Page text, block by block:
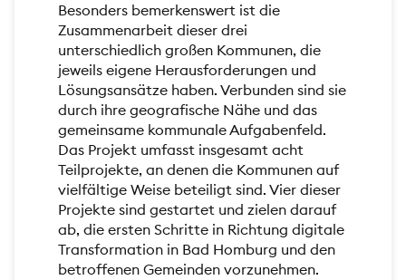
Besonders bemerkenswert ist die
Zusammenarbeit dieser drei
unterschiedlich großen Kommunen, die
jeweils eigene Herausforderungen und
Lösungsansätze haben. Verbunden sind sie
durch ihre geografische Nähe und das
gemeinsame kommunale Aufgabenfeld.
Das Projekt umfasst insgesamt acht
Teilprojekte, an denen die Kommunen auf
vielfältige Weise beteiligt sind. Vier dieser
Projekte sind gestartet und zielen darauf
ab, die ersten Schritte in Richtung digitale
Transformation in Bad Homburg und den
betroffenen Gemeinden vorzunehmen.